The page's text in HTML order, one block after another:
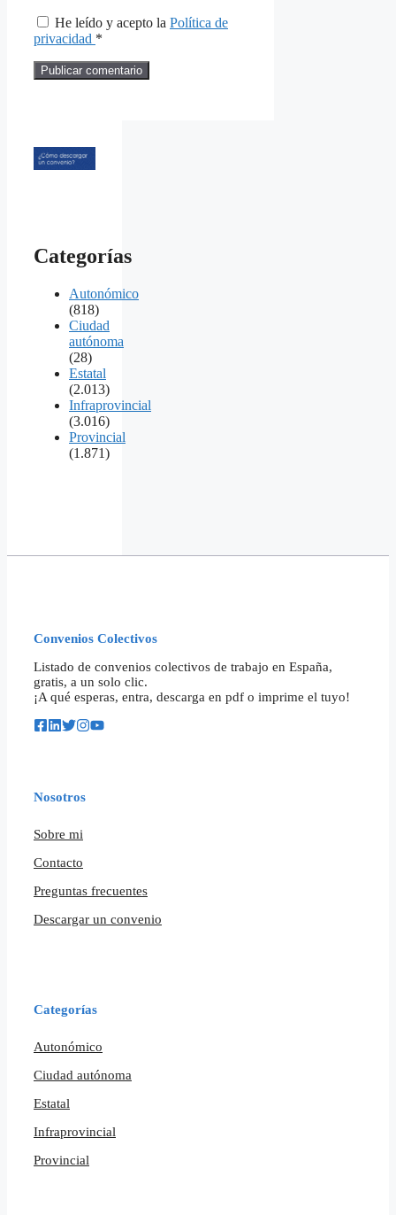
He leído y acepto la Política de
privacidad *
Categorías
Autonómico
(818)
Ciudad
autónoma
(28)
Estatal
(2.013)
Infraprovincial
(3.016)
Provincial
(1.871)
Convenios Colectivos
Listado de convenios colectivos de trabajo en España,
gratis, a un solo clic.
¡A qué esperas, entra, descarga en pdf o imprime el tuyo!
Nosotros
Sobre mi
Contacto
Preguntas frecuentes
Descargar un convenio
Categorías
Autonómico
Ciudad autónoma
Estatal
Infraprovincial
Provincial